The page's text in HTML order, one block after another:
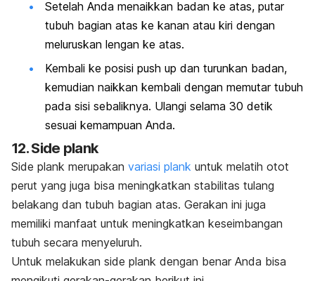
Setelah Anda menaikkan badan ke atas, putar
tubuh bagian atas ke kanan atau kiri dengan
meluruskan lengan ke atas.
Kembali ke posisi push up dan turunkan badan,
kemudian naikkan kembali dengan memutar tubuh
pada sisi sebaliknya. Ulangi selama 30 detik
sesuai kemampuan Anda.
12.Side plank
Side plank merupakan variasi plank untuk melatih otot
perut yang juga bisa meningkatkan stabilitas tulang
belakang dan tubuh bagian atas. Gerakan ini juga
memiliki manfaat untuk meningkatkan keseimbangan
tubuh secara menyeluruh.
Untuk melakukan side plank dengan benar Anda bisa